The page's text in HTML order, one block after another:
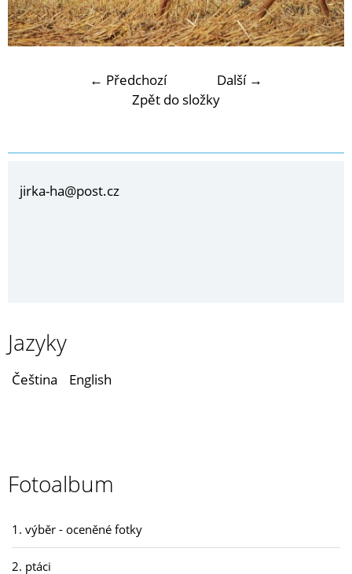
← Předchozí
Další →
Zpět do složky
jirka-ha@post.cz
Jazyky
Čeština English
Fotoalbum
1. výběr - oceněné fotky
2. ptáci